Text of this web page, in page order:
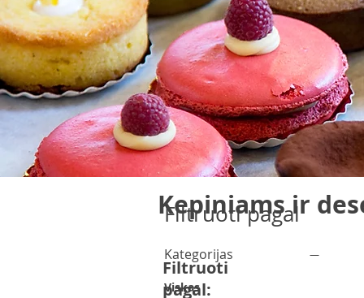
Filtruoti pagal
Kategorijas
Viskas
Filtruoti
pagal:
Kepiniams ir